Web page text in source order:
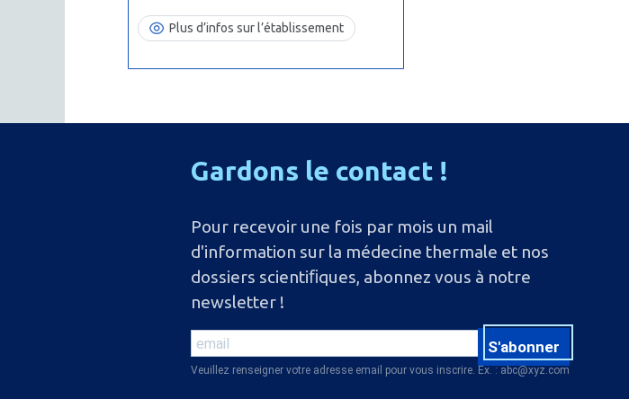
Plus d’infos sur l’établissement
Gardons le contact !
Pour recevoir une fois par mois un mail
d'information sur la médecine thermale et nos
dossiers scientiﬁques, abonnez vous à notre
newsletter !
S'abonner
Veuillez renseigner votre adresse email pour vous inscrire. Ex. : abc@xyz.com